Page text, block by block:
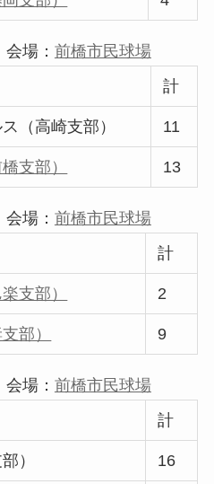
場： 前橋市民球場
計
（高崎支部） 11
支部） 13
場： 前橋市民球場
計
支部） 2
部） 9
場： 前橋市民球場
計
） 16